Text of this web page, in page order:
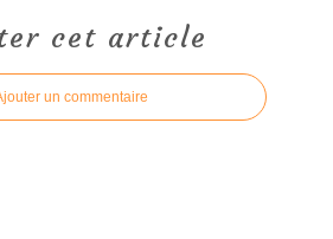
cet article
un commentaire